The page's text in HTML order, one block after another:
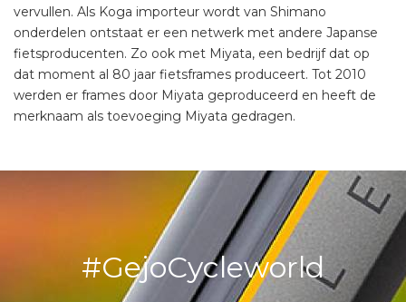
vervullen. Als Koga importeur wordt van Shimano
onderdelen ontstaat er een netwerk met andere Japanse
fietsproducenten. Zo ook met Miyata, een bedrijf dat op
dat moment al 80 jaar fietsframes produceert. Tot 2010
werden er frames door Miyata geproduceerd en heeft de
merknaam als toevoeging Miyata gedragen.
#GejoCycleworld